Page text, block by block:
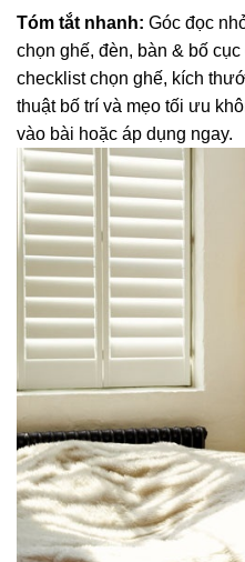
Tóm tắt nhanh: Góc đọc
chọn ghế, đèn, bàn & bố
checklist chọn ghế, kích
thuật bố trí và mẹo tối ưu
vào bài hoặc áp dụng ngay.